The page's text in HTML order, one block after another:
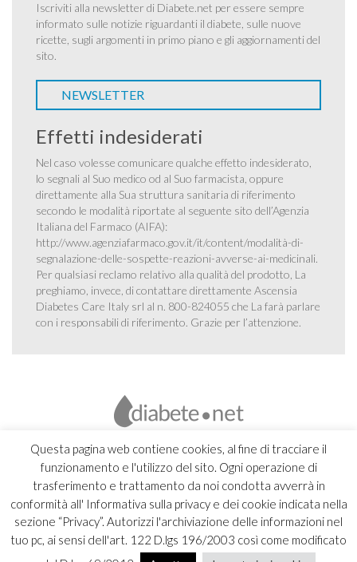
Questa pagina web contiene cookies, al fine di tracciare il
funzionamento e l'utilizzo del sito. Ogni operazione di
trasferimento e trattamento da noi condotta avverrà in
conformità all' Informativa sulla privacy e dei cookie indicata nella
sezione “Privacy”. Autorizzi l'archiviazione delle informazioni nel
tuo pc, ai sensi dell'art. 122 D.lgs 196/2003 così come modificato
Iscriviti alla newsletter di Diabete.net per essere sempre
informato sulle notizie riguardanti il diabete, sulle nuove
ricette, sugli argomenti in primo piano e gli aggiornamenti del
sito.
NEWSLETTER
Effetti indesiderati
Nel caso volesse comunicare qualche effetto indesiderato,
lo segnali al Suo medico od al Suo farmacista, oppure
direttamente alla Sua struttura sanitaria di riferimento
secondo le modalità riportate al seguente sito dell’Agenzia
Italiana del Farmaco (AIFA):
http://www.agenziafarmaco.gov.it/it/content/modalità-di-
segnalazione-delle-sospette-reazioni-avverse-ai-medicinali.
Per qualsiasi reclamo relativo alla qualità del prodotto, La
preghiamo, invece, di contattare direttamente Ascensia
Diabetes Care Italy srl al n. 800-824055 che La farà parlare
con i responsabili di riferimento. Grazie per l’attenzione.